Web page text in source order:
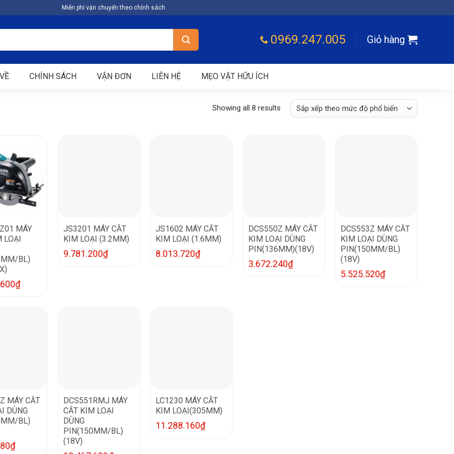
Miễn phí vận chuyển theo chính sách
0969.247.005 Giỏ hàng
CHÍNH SÁCH VẬN ĐƠN LIÊN HỆ MẸO VẶT HỮU ÍCH
Showing all 8 results
MÁY
LOẠI
BL)
₫
JS3201 MÁY CẮT
KIM LOẠI (3.2MM)
9.781.200₫
JS1602 MÁY CẮT
KIM LOẠI (1.6MM)
8.013.720₫
DCS550Z MÁY CẮT
KIM LOẠI DÙNG
PIN(136MM)(18V)
3.672.240₫
DCS553Z MÁY CẮT
KIM LOẠI DÙNG
PIN(150MM/BL)
(18V)
5.525.520₫
MÁY CẮT
DÙNG
BL)
₫
DCS551RMJ MÁY
CẮT KIM LOẠI
DÙNG
PIN(150MM/BL)
(18V)
LC1230 MÁY CẮT
KIM LOẠI(305MM)
11.288.160₫